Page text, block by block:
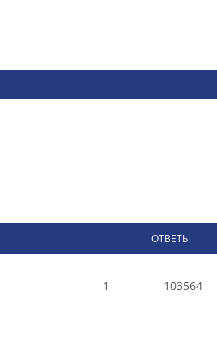
ОТВЕТЫ
1 103564